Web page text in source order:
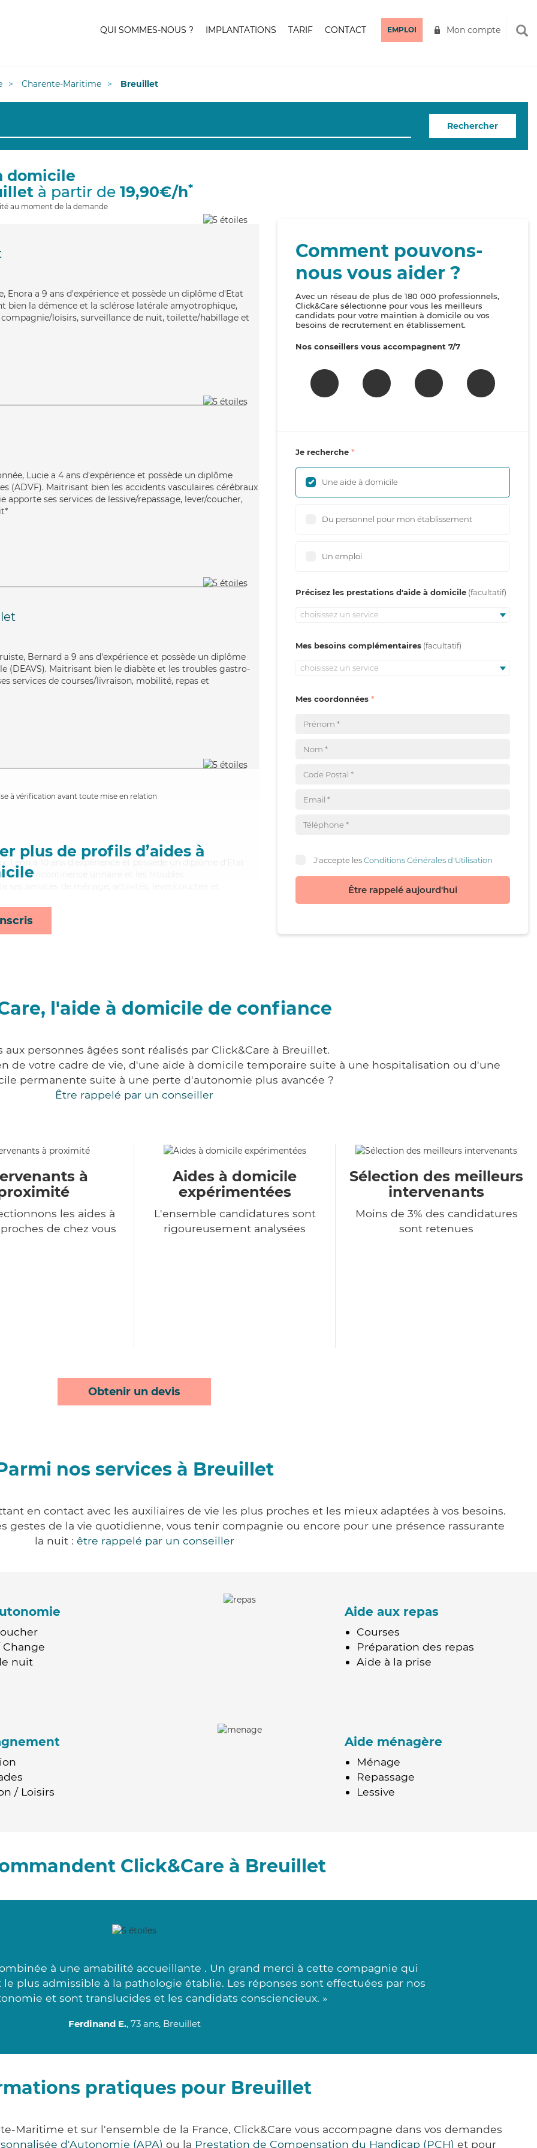
QUI SOMMES-NOUS ? IMPLANTATIONS TARIF CONTACT EMPLOI Mon compte
Charente-Maritime Breuillet
Rechercher
domicile
à partir de 19,90€/h*
au moment de la demande
Enora a 9 ans d'expérience et possède un diplôme d'Etat
bien la démence et la sclérose latérale amyotrophique,
compagnie/loisirs, surveillance de nuit, toilette/habillage et
Lucie a 4 ans d'expérience et possède un diplôme
(ADVF). Maitrisant bien les accidents vasculaires cérébraux
apporte ses services de lessive/repassage, lever/coucher,
Bernard a 9 ans d'expérience et possède un diplôme
(DEAVS). Maitrisant bien le diabète et les troubles gastro-
services de courses/livraison, mobilité, repas et
à vérification avant toute mise en relation
plus de profils d’aides à
Leon a 10 ans d'expérience et possède un diplôme d'Etat
bien l'incontinence urinaire et les troubles
Comment pouvons-
nous vous aider ?
Avec un réseau de plus de 180 000 professionnels,
Click&Care sélectionne pour vous les meilleurs
candidats pour votre maintien à domicile ou vos
besoins de recrutement en établissement.
Nos conseillers vous accompagnent 7/7
Je recherche
Une aide à domicile
Du personnel pour mon établissement
Un emploi
Précisez les prestations d'aide à domicile
choisissez un service
Mes besoins complémentaires
choisissez un service
Mes coordonnées
J'accepte lesConditions Générales d'Utilisation
Être rappelé aujourd'hui
l'aide à domicile de confiance
aux personnes âgées sont réalisés par Click&Care à Breuillet.
de votre cadre de vie, d'une aide à domicile temporaire suite à une hospitalisation ou d'une
permanente suite à une perte d'autonomie plus avancée ?
Être rappelé par un conseiller
à
les aides à
de chez vous
Aides à domicile
expérimentées
L'ensemble candidatures sont
rigoureusement analysées
Sélection des meilleurs
intervenants
Moins de 3% des candidatures
sont retenues
Obtenir un devis
nos services à Breuillet
en contact avec les auxiliaires de vie les plus proches et les mieux adaptées à vos besoins.
gestes de la vie quotidienne, vous tenir compagnie ou encore pour une présence rassurante
la nuit : être rappelé par un conseiller
nuit
Aide aux repas
Courses
Préparation des repas
Aide à la prise
/ Loisirs
Aide ménagère
Ménage
Repassage
Lessive
Click&Care à Breuillet
à une amabilité accueillante . Un grand merci à cette compagnie qui
plus admissible à la pathologie établie. Les réponses sont effectuées par nos
et sont translucides et les candidats consciencieux. »
Ferdinand E., 73 ans, Breuillet
pratiques pour Breuillet
Maritime et sur l'ensemble de la France, Click&Care vous accompagne dans vos demandes
d'Autonomie (APA) ou la Prestation de Compensation du Handicap (PCH) et pour